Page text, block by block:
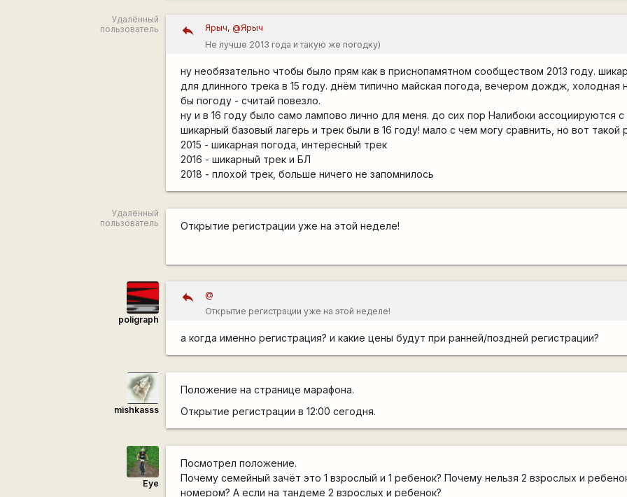
Удалённый
пользователь
Ярыч, @Ярыч
Не лучше 2013 года и такую же погодку)
ну необязательно чтобы было прям как в приснопамятном сообществом 2013 году.
для длинного трека в 15 году. днём типично майская погода, вечером дождж, холодная
бы погоду - считай повезло.
ну и в 16 году было само лампово лично для меня. до сих пор Налибоки ассоциируются с
шикарный базовый лагерь и трек были в 16 году! мало с чем могу сравнить, но вот такой
2015 - шикарная погода, интересный трек
2016 - шикарный трек и БЛ
2018 - плохой трек, больше ничего не запомнилось
Удалённый
пользователь
Открытие регистрации уже на этой неделе!
poligraph
@
Открытие регистрации уже на этой неделе!
а когда именно регистрация? и какие цены будут при ранней/поздней регистрации?
mishkasss
Положение на странице марафона.
Открытие регистрации в 12:00 сегодня.
Eye
Посмотрел положение.
Почему семейный зачёт это 1 взрослый и 1 ребенок? Почему нельзя 2 взрослых и
номером? А если на тандеме 2 взрослых и ребенок?